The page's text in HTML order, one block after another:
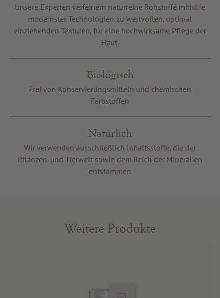
Gutscheine
Service & Info
Unsere Experten verfeinern naturreine Rohstoffe mithilfe
modernster Technologien zu wertvollen, optimal
einziehenden Texturen, für eine hochwirksame Pflege der
Haut.
Biologisch
Frei von Konservierungsmitteln und chemischen
Farbstoffen
Natürlich
Wir verwenden ausschließlich Inhaltsstoffe, die der
Pflanzen-und Tierwelt sowie dem Reich der Mineralien
entstammen
Weitere Produkte